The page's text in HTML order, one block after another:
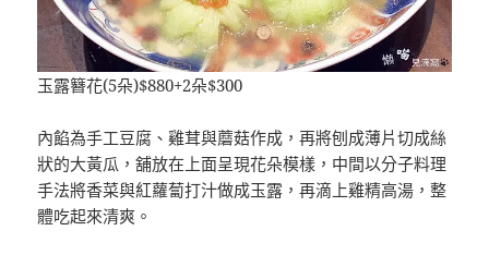
玉露簪花(5朵)$880+2朵$300
內餡為手工豆腐、雞茸與蘑菇作成，再將刨成薄片切成絲
狀的大黃瓜，舖放在上面呈現花朵模樣，中間以分子料理
手法將香菜與紅蘿蔔打汁做成玉露，再滴上雞精高湯，整
體吃起來清爽。